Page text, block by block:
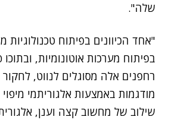
שלה".
"אחד הכיוונים בפיתוח
בפיתוח מערכות אוטונומיות,
רחפנים אלה מסוגלים לנווט, לחקור
מודגמות באמצעות אלגוריתמי
שילוב של מחשוב קצה וענן,